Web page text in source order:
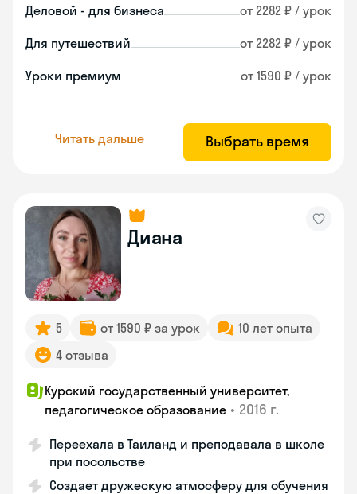
Деловой - для бизнеса от 2282 ₽ / урок
Для путешествий от 2282 ₽ / урок
Уроки премиум от 1590 ₽ / урок
Читать дальше Выбрать время
Диана
5 от 1590 ₽ за урок
10 лет опыта
4 отзыва
Курский государственный университет,
педагогическое образование • 2016 г.
Переехала в Таиланд и преподавала в школе
при посольстве
Создает дружескую атмосферу для обучения